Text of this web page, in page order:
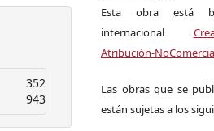
352
943
Esta obra está
internacional
Atribución-
Las obras que se
están sujetas a los